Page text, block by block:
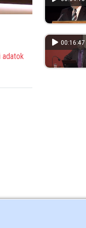
adatok
00:16:47